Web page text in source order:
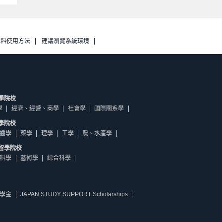
使用方法 建議瀏覽系統環境
院校
經濟、經營、商學 社會學 國際關系學
院校
學
藥學 理學 工學 農、水產學
學院校
學
藝術學 綜合科學
金 JAPAN STUDY SUPPORT Scholarships